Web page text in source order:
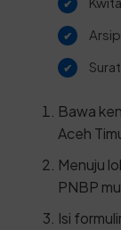
Bawa
Aceh
Menuju
PNBP
Isi